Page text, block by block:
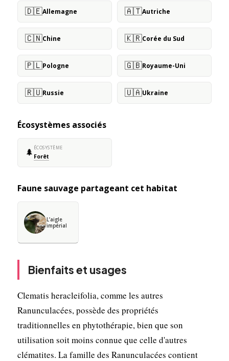
🇩🇪Allemagne 🇦🇹Autriche
🇨🇳Chine 🇰🇷Corée du Sud
🇵🇱Pologne 🇬🇧Royaume-Uni
🇷🇺Russie 🇺🇦Ukraine
Écosystèmes associés
🌲 ÉCOSYSTÈME
Forêt
Faune sauvage partageant cet habitat
L’aigle
impérial
Bienfaits et usages
Clematis heracleifolia, comme les autres
Ranunculacées, possède des propriétés
traditionnelles en phytothérapie, bien que son
utilisation soit moins connue que celle d'autres
clématites. La famille des Ranunculacées contient